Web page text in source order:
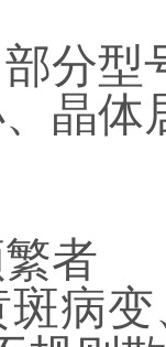
分型
晶体
者
病